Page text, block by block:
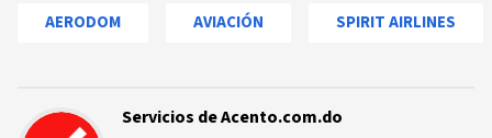
AERODOM AVIACIÓN SPIRIT AIRLINES
Servicios de Acento.com.do